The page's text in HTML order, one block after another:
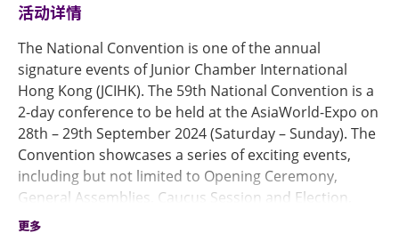
活动详情
The National Convention is one of the annual
signature events of Junior Chamber International
Hong Kong (JCIHK). The 59th National Convention is a
2-day conference to be held at the AsiaWorld-Expo on
28th – 29th September 2024 (Saturday – Sunday). The
Convention showcases a series of exciting events,
including but not limited to Opening Ceremony,
General Assemblies, Caucus Session and Election,
Forum featuring exceptional keynote speakers, and
更多